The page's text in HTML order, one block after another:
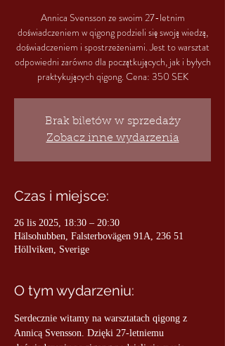
Annica Svensson ze swoim 27-letnim
doświadczeniem w qigong podzieli się swoją wiedzą,
doświadczeniem i spostrzeżeniami. Jest to warsztat
odpowiedni zarówno dla początkujących, jak i byłych
praktykujących qigong. Cena: 350 SEK
Brak biletów w sprzedaży
Zobacz inne wydarzenia
Czas i miejsce:
26 lis 2025, 18:30 – 20:30
Hälsohubben, Falsterbovägen 91A, 236 51
Höllviken, Sverige
O tym wydarzeniu:
Serdecznie witamy na warsztatach qigong z
Annicą Svensson. Dzięki 27-letniemu